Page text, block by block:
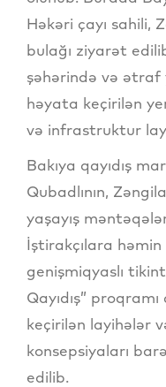
Həkəri çayı sahili,
bulağı ziyarət
şəhərində və ətraf
həyata keçirilən
və infrastruktur
Bakıya qayıdış
Qubadlının,
yaşayış
İştirakçılara
genişmiqyaslı
Qayıdış”
keçirilən layihələr
konsepsiyaları
edilib.